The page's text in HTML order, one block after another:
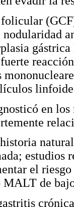
en
estudios
el
de